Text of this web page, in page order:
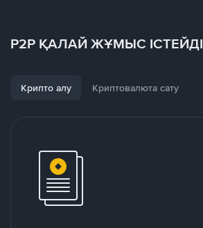
P2P ҚАЛАЙ ЖҰМЫС ІСТЕЙДІ
Крипто алу Криптовалюта сату